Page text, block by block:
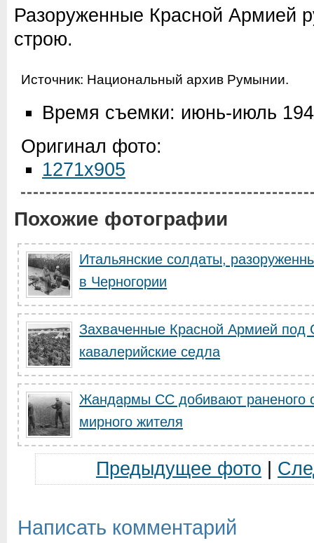
Разоруженные Красной Армией
строю.
Источник: Национальный архив Румынии.
Время съемки: июнь-июль
Оригинал фото:
1271x905
Похожие фотографии
Итальянские солдаты,
в Черногории
Захваченные Красной Армией под
кавалерийские седла
Жандармы СС добивают раненого
мирного жителя
Предыдущее фото
Написать комментарий